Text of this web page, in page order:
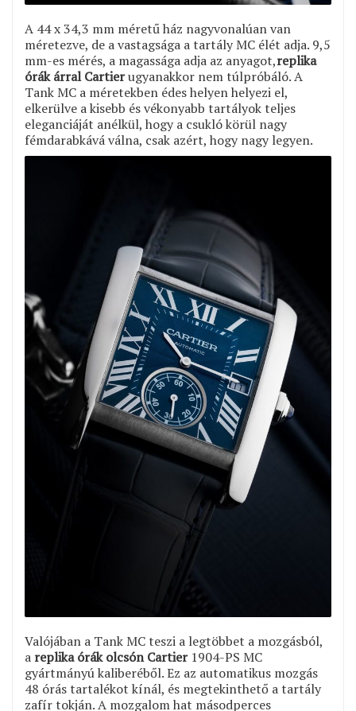
A 44 x 34,3 mm méretű ház nagyvonalúan van
méretezve, de a vastagsága a tartály MC élét adja. 9,5
mm-es mérés, a magassága adja az anyagot,replika
órák árral Cartierugyanakkor nem túlpróbáló. A
Tank MC a méretekben édes helyen helyezi el,
elkerülve a kisebb és vékonyabb tartályok teljes
eleganciáját anélkül, hogy a csukló körül nagy
fémdarabkává válna, csak azért, hogy nagy legyen.
Valójában a Tank MC teszi a legtöbbet a mozgásból,
a replika órák olcsón Cartier1904-PS MC
gyártmányú kaliberéből. Ez az automatikus mozgás
48 órás tartalékot kínál, és megtekinthető a tartály
zafír tokján. A mozgalom hat másodperces